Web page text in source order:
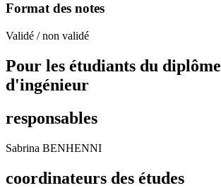
Format des notes
Validé / non validé
Pour les étudiants du diplôme
d'ingénieur
responsables
Sabrina BENHENNI
coordinateurs des études